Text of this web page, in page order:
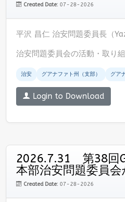
Created Date: 07-28-2026
平沢 昌仁 治安問題委員長（
治安問題委員会の活動・取り
治安 グアナファト州（支部） グア
Login to Download
2026.7.31 第38回
本部治安問題委員
Created Date: 07-28-2026